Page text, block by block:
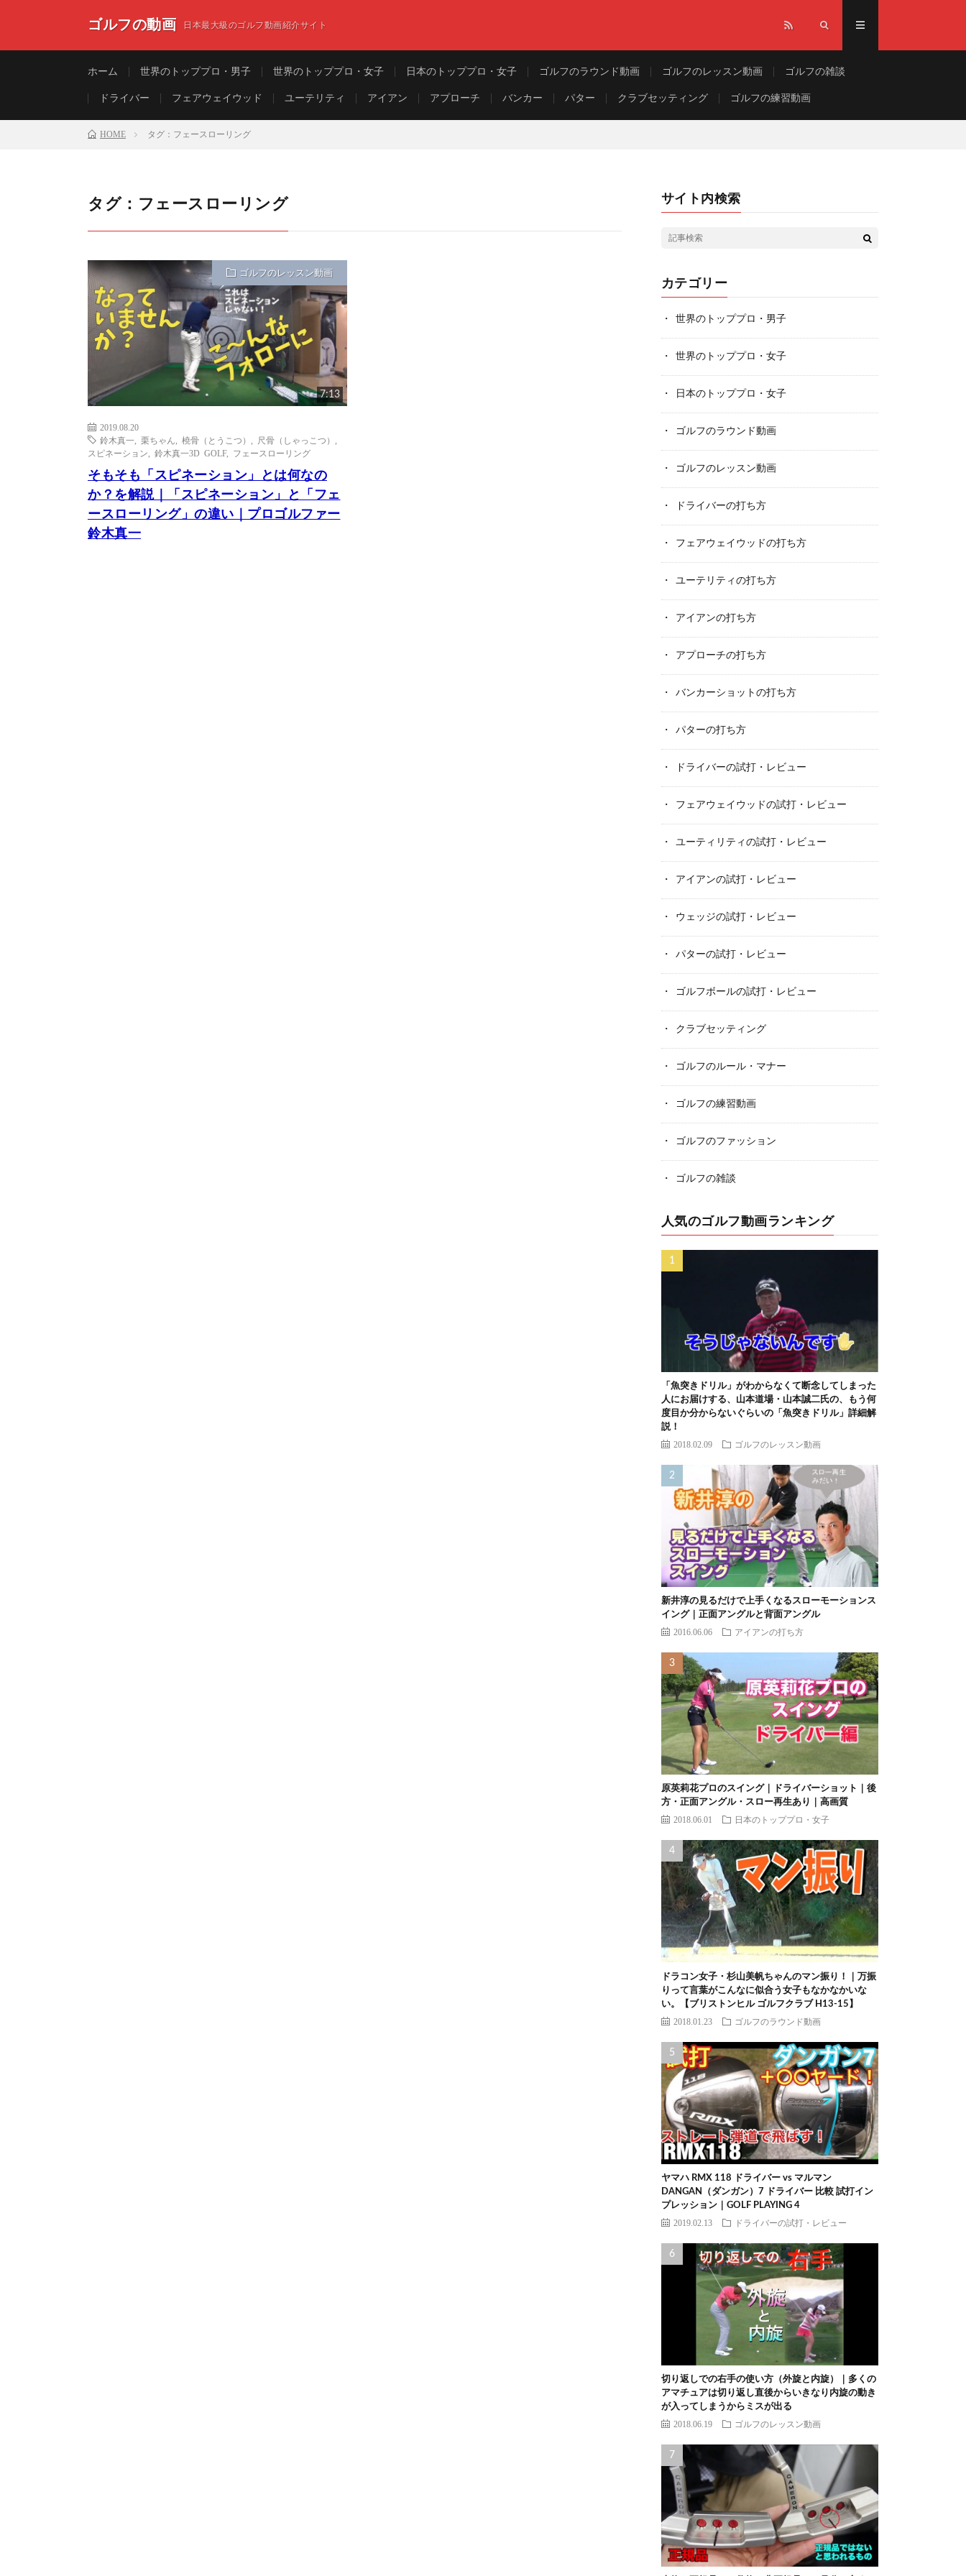
ゴルフの動画 日本最大級のゴルフ動画紹介サイト
ホーム 世界のトッププロ・男子 世界のトッププロ・女子 日本のトッププロ・女子 ゴルフのラウンド動画 ゴルフのレッスン動画 ゴルフの雑談
ドライバー フェアウェイウッド ユーテリティ アイアン アプローチ バンカー パター クラブセッティング ゴルフの練習動画
HOME タグ：フェースローリング
タグ：フェースローリング
ゴルフのレッスン動画
7:13
2019.08.20
鈴木真一
栗ちゃん 橈骨（とうこつ） 尺骨（しゃっこつ）
スピネーション
鈴木真一3D GOLF, フェースローリング
そもそも「スピネーション」とは何なの
か？を解説｜「スピネーション」と「フェ
ースローリング」の違い｜プロゴルファー
鈴木真一
サイト内検索
カテゴリー
世界のトッププロ・男子
世界のトッププロ・女子
日本のトッププロ・女子
ゴルフのラウンド動画
ゴルフのレッスン動画
ドライバーの打ち方
フェアウェイウッドの打ち方
ユーテリティの打ち方
アイアンの打ち方
アプローチの打ち方
バンカーショットの打ち方
パターの打ち方
ドライバーの試打・レビュー
フェアウェイウッドの試打・レビュー
ユーティリティの試打・レビュー
アイアンの試打・レビュー
ウェッジの試打・レビュー
パターの試打・レビュー
ゴルフボールの試打・レビュー
クラブセッティング
ゴルフのルール・マナー
ゴルフの練習動画
ゴルフのファッション
ゴルフの雑談
人気のゴルフ動画ランキング
「魚突きドリル」がわからなくて断念してしまった
人にお届けする、山本道場・山本誠二氏の、もう何
度目か分からないぐらいの「魚突きドリル」詳細解
説！
2018.02.09 ゴルフのレッスン動画
新井淳の見るだけで上手くなるスローモーションス
イング｜正面アングルと背面アングル
2016.06.06 アイアンの打ち方
原英莉花プロのスイング｜ドライバーショット｜後
方・正面アングル・スロー再生あり｜高画質
2018.06.01 日本のトッププロ・女子
ドラコン女子・杉山美帆ちゃんのマン振り！｜万振
りって言葉がこんなに似合う女子もなかなかいな
い。【ブリストンヒル ゴルフクラブ H13-15】
2018.01.23 ゴルフのラウンド動画
ヤマハ RMX 118 ドライバー vs マルマン
DANGAN（ダンガン）7 ドライバー 比較 試打イン
プレッション｜GOLF PLAYING 4
2019.02.13 ドライバーの試打・レビュー
切り返しでの右手の使い方（外旋と内旋）｜多くの
アマチュアは切り返し直後からいきなり内旋の動き
が入ってしまうからミスが出る
2018.06.19 ゴルフのレッスン動画